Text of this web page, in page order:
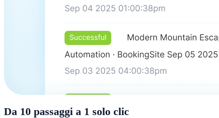
Da 10 passaggi a 1 solo clic